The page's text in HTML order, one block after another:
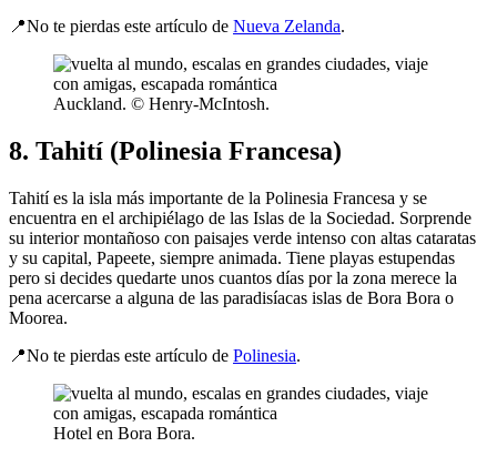
📍No te pierdas este artículo de Nueva Zelanda.
Auckland. © Henry-McIntosh.
8. Tahití (Polinesia Francesa)
Tahití es la isla más importante de la Polinesia Francesa y se
encuentra en el archipiélago de las Islas de la Sociedad. Sorprende
su interior montañoso con paisajes verde intenso con altas cataratas
y su capital, Papeete, siempre animada. Tiene playas estupendas
pero si decides quedarte unos cuantos días por la zona merece la
pena acercarse a alguna de las paradisíacas islas de Bora Bora o
Moorea.
📍No te pierdas este artículo de Polinesia.
Hotel en Bora Bora.